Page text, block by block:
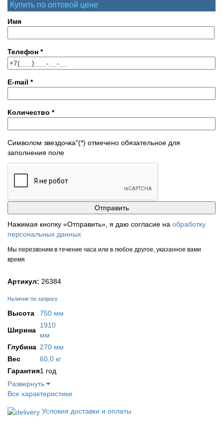
Купить по оптовой цене
Имя
Телефон *
E-mail *
Количество *
Символом звездочка"(*) отмечено обязательное для
заполнения поле
Нажимая кнопку «Отправить», я даю согласие на обработку
персональных данных
Мы перезвоним в течение часа или в любое другое, указанное вами
время
Артикул: 26384
Наличие по запросу
Высота 750 мм
Ширина
1910
мм
Глубина 270 мм
Вес
60,0 кг
Гарантия1 год
Развернуть
Все характеристики
Условия доставки и оплаты